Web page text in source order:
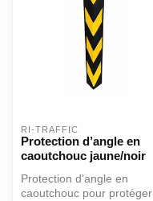
RI-TRAFFIC
Protection d’angle en
caoutchouc jaune/noir
Protection d’angle en
caoutchouc pour protéger